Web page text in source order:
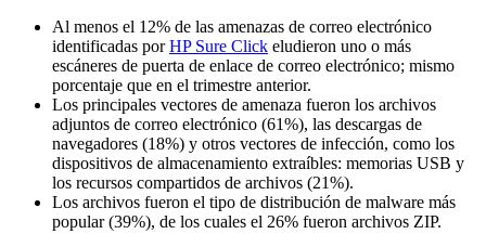
Al menos el 12% de las amenazas de correo electrónico
identificadas porHP Sure Click eludieron uno o más
escáneres de puerta de enlace de correo electrónico; mismo
porcentaje que en el trimestre anterior.
Los principales vectores de amenaza fueron los archivos
adjuntos de correo electrónico (61%), las descargas de
navegadores (18%) y otros vectores de infección, como los
dispositivos de almacenamiento extraíbles: memorias USB y
los recursos compartidos de archivos (21%).
Los archivos fueron el tipo de distribución de malware más
popular (39%), de los cuales el 26% fueron archivos ZIP.